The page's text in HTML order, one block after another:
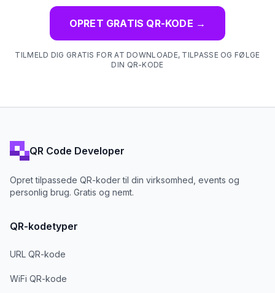
OPRET GRATIS QR-KODE →
TILMELD DIG GRATIS FOR AT DOWNLOADE, TILPASSE OG FØLGE
DIN QR-KODE
QR Code Developer
Opret tilpassede QR-koder til din virksomhed, events og
personlig brug. Gratis og nemt.
QR-kodetyper
URL QR-kode
WiFi QR-kode